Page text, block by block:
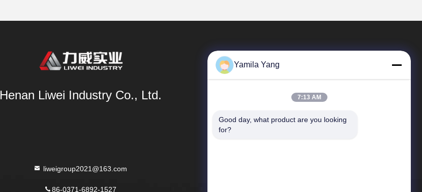
Henan Liwei Industry Co., Ltd.
liweigroup2021@163.com
86-0371-6892-1527
Tautan Cepat
Yamila Yang
7:13 AM
Good day, what product are you looking
for?